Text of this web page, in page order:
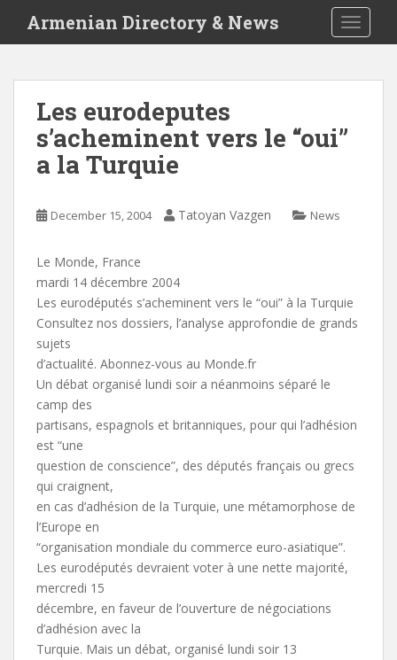
i
Armenian Directory & News
Les eurodeputes
s’acheminent vers le “oui”
a la Turquie
December 15, 2004 Tatoyan Vazgen News
Le Monde, France
mardi 14 décembre 2004
Les eurodéputés s’acheminent vers le “oui” à la Turquie
Consultez nos dossiers, l’analyse approfondie de grands
sujets
d’actualité. Abonnez-vous au Monde.fr
Un débat organisé lundi soir a néanmoins séparé le
camp des
partisans, espagnols et britanniques, pour qui l’adhésion
est “une
question de conscience”, des députés français ou grecs
qui craignent,
en cas d’adhésion de la Turquie, une métamorphose de
l’Europe en
“organisation mondiale du commerce euro-asiatique”.
Les eurodéputés devraient voter à une nette majorité,
mercredi 15
décembre, en faveur de l’ouverture de négociations
d’adhésion avec la
Turquie. Mais un débat, organisé lundi soir 13